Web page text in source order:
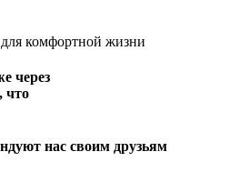
комфортной жизни
через
что
нас своим друзьям